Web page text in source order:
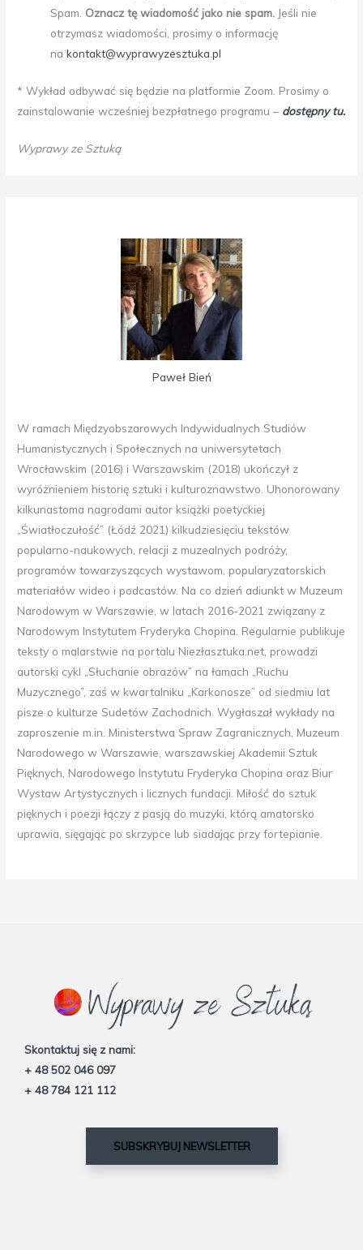
Spam. Oznacz tę wiadomość jako nie spam. Jeśli nie
otrzymasz wiadomości, prosimy o informację
nakontakt@wyprawyzesztuka.pl
* Wykład odbywać się będzie na platformie Zoom. Prosimy o
zainstalowanie wcześniej bezpłatnego programu – dostępny tu.
Wyprawy ze Sztuką
Paweł Bień
W ramach Międzyobszarowych Indywidualnych Studiów
Humanistycznych i Społecznych na uniwersytetach
Wrocławskim (2016) i Warszawskim (2018) ukończył z
wyróżnieniem historię sztuki i kulturoznawstwo. Uhonorowany
kilkunastoma nagrodami autor książki poetyckiej
„Światłoczułość” (Łódź 2021) kilkudziesięciu tekstów
popularno-naukowych, relacji z muzealnych podróży,
programów towarzyszących wystawom, popularyzatorskich
materiałów wideo i podcastów. Na co dzień adiunkt w Muzeum
Narodowym w Warszawie, w latach 2016-2021 związany z
Narodowym Instytutem Fryderyka Chopina. Regularnie publikuje
teksty o malarstwie na portalu Niezłasztuka.net, prowadzi
autorski cykl „Słuchanie obrazów” na łamach „Ruchu
Muzycznego”, zaś w kwartalniku „Karkonosze” od siedmiu lat
pisze o kulturze Sudetów Zachodnich. Wygłaszał wykłady na
zaproszenie m.in. Ministerstwa Spraw Zagranicznych, Muzeum
Narodowego w Warszawie, warszawskiej Akademii Sztuk
Pięknych, Narodowego Instytutu Fryderyka Chopina oraz Biur
Wystaw Artystycznych i licznych fundacji. Miłość do sztuk
pięknych i poezji łączy z pasją do muzyki, którą amatorsko
uprawia, sięgając po skrzypce lub siadając przy fortepianie.
Skontaktuj się z nami:
+ 48 502 046 097
+ 48 784 121 112
SUBSKRYBUJ NEWSLETTER